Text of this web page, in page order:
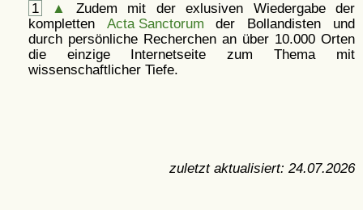
1 ▲
Zudem mit der exlusiven Wiedergabe der
kompletten Acta Sanctorum der Bollandisten und
durch persönliche Recherchen an über 10.000 Orten
die einzige Internetseite zum Thema mit
wissenschaftlicher Tiefe.
zuletzt aktualisiert: 24.07.2026